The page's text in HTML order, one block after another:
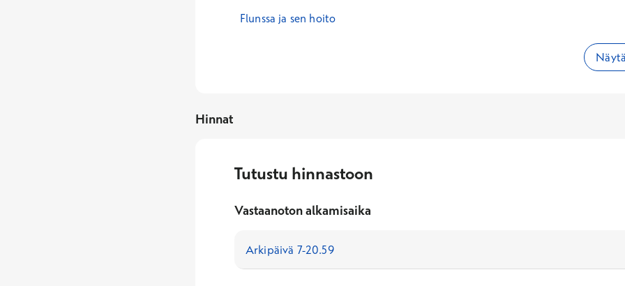
Flunssa ja sen hoito
Hinnat
Tutustu hinnastoon
Vastaanoton alkamisaika